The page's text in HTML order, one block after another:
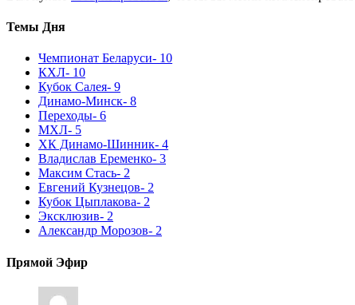
Темы Дня
Чемпионат Беларуси- 10
КХЛ- 10
Кубок Салея- 9
Динамо-Минск- 8
Переходы- 6
МХЛ- 5
ХК Динамо-Шинник- 4
Владислав Еременко- 3
Максим Стась- 2
Евгений Кузнецов- 2
Кубок Цыплакова- 2
Эксклюзив- 2
Александр Морозов- 2
Прямой Эфир